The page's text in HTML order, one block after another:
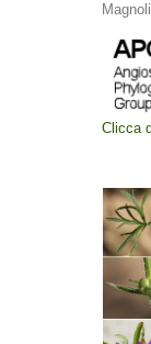
Clicca